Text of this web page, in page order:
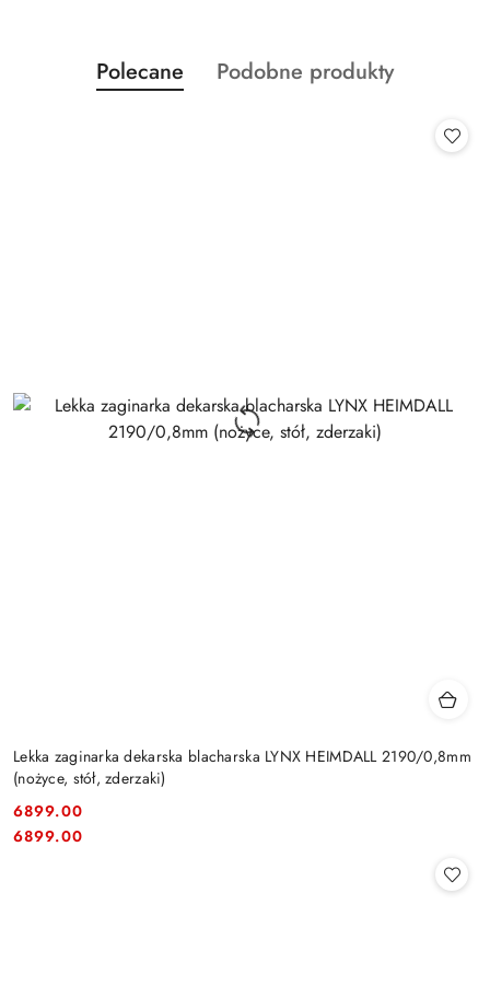
Pomiń karuzelę produktów
Produkty
o
Polecane
Produkty
Podobne produkty
Lekka zaginarka dekarska blacharska LYNX HEIMDALL 2190/0,8mm
(nożyce, stół, zderzaki)
Cena:
6899.00
Cena:
6899.00